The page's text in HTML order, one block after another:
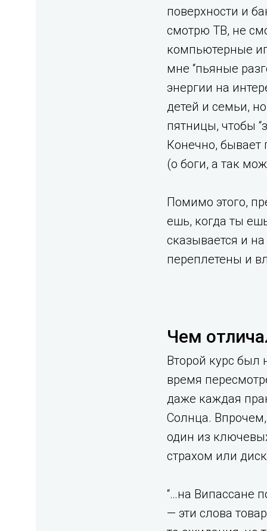
поверхности и
смотрю ТВ, не
компьютерные
мне “пьяные
энергии на
детей и семьи,
пятницы, чтобы
Конечно, бывает
(о боги, а так
Помимо этого,
ешь, когда ты
сказывается и
переплетены и
Чем
Второй курс был
время
даже каждая
Солнца.
один из
страхом или
“…на Випассане
— эти слова